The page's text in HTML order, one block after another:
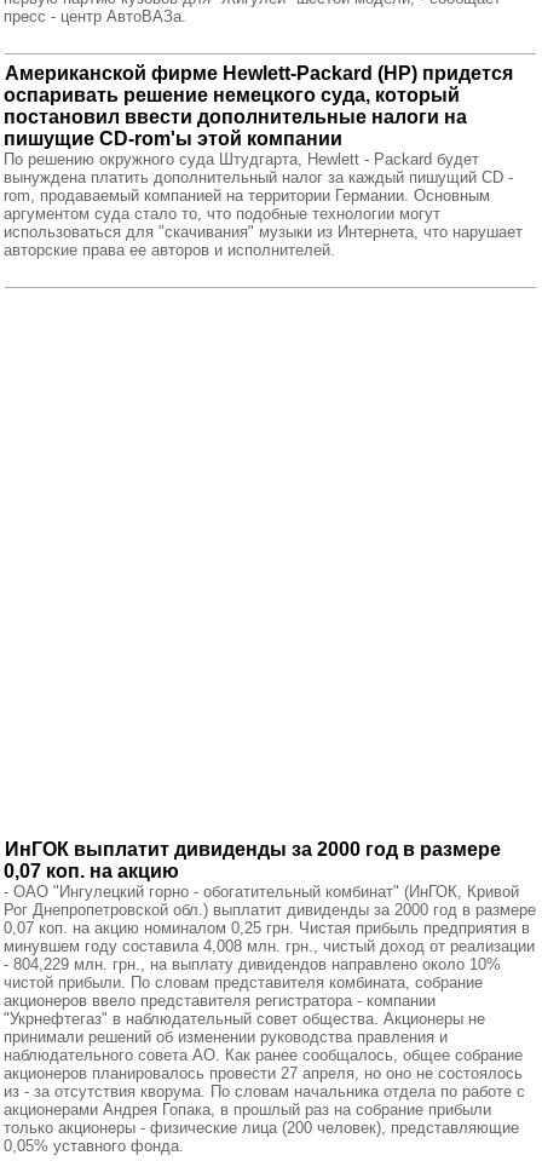
пресс - центр АвтоВАЗа.
Американской фирме Hewlett-Packard (HP) придется
оспаривать решение немецкого суда, который
постановил ввести дополнительные налоги на
пишущие CD-rom'ы этой компании
По решению окружного суда Штудгарта, Hewlett - Packard будет
вынуждена платить дополнительный налог за каждый пишущий CD -
rom, продаваемый компанией на территории Германии. Основным
аргументом суда стало то, что подобные технологии могут
использоваться для "скачивания" музыки из Интернета, что нарушает
авторские права ее авторов и исполнителей.
ИнГОК выплатит дивиденды за 2000 год в размере
0,07 коп. на акцию
- ОАО "Ингулецкий горно - обогатительный комбинат" (ИнГОК, Кривой
Рог Днепропетровской обл.) выплатит дивиденды за 2000 год в размере
0,07 коп. на акцию номиналом 0,25 грн. Чистая прибыль предприятия в
минувшем году составила 4,008 млн. грн., чистый доход от реализации
- 804,229 млн. грн., на выплату дивидендов направлено около 10%
чистой прибыли. По словам представителя комбината, собрание
акционеров ввело представителя регистратора - компании
"Укрнефтегаз" в наблюдательный совет общества. Акционеры не
принимали решений об изменении руководства правления и
наблюдательного совета АО. Как ранее сообщалось, общее собрание
акционеров планировалось провести 27 апреля, но оно не состоялось
из - за отсутствия кворума. По словам начальника отдела по работе с
акционерами Андрея Гопака, в прошлый раз на собрание прибыли
только акционеры - физические лица (200 человек), представляющие
0,05% уставного фонда.